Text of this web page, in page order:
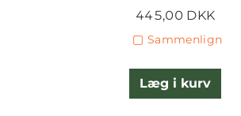
445,00 DKK
Sammenlign
Læg i kurv